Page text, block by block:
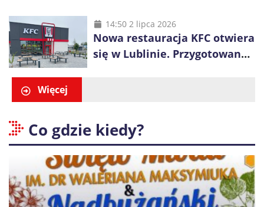
14:50 2 lipca 2026
Nowa restauracja KFC otwiera
się w Lublinie. Przygotowano
Więcej
Co gdzie kiedy?